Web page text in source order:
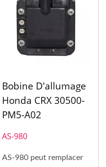
Bobine D'allumage
Honda CRX 30500-
PM5-A02
AS-980
AS-980 peut remplacer